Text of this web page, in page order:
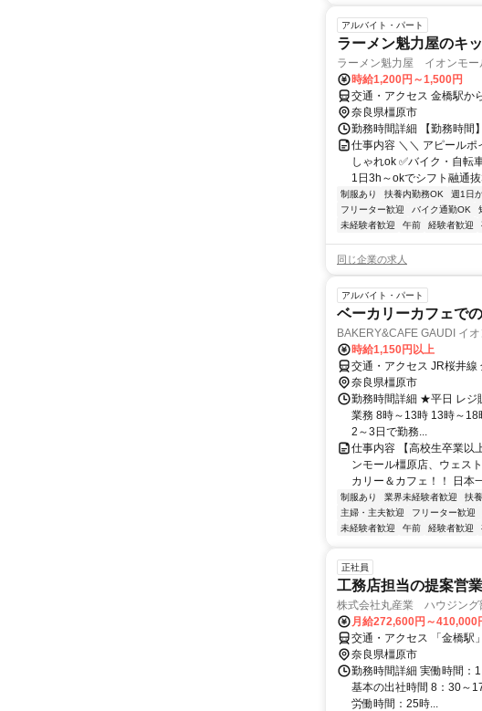
アルバイト・パート
ラーメン魁力屋のキ
ラーメン魁力屋 イオンモー
時給1,200円～1,500円
交通・アクセス 金橋駅か
奈良県橿原市
勤務時間詳細 【勤務時間
仕事内容 ＼＼ アピールポ
しゃれok ✅バイク・自転
1日3h～okでシフト融通
制服あり 扶養内勤務OK 週1日
フリーター歓迎
バイク通勤OK
未経験者歓迎
午前 経験者歓迎
同じ企業の求人
アルバイト・パート
ベーカリーカフェで
BAKERY&CAFE GAUDI イ
時給1,150円以上
交通・アクセス JR桜井線
奈良県橿原市
勤務時間詳細 ★平日 レジ
業務 8時～13時 13時～
2～3日で勤務...
仕事内容 【高校生卒業以
ンモール橿原店、ウェス
カリー＆カフェ！！ 日本
制服あり 業界未経験者歓迎 扶
主婦・主夫歓迎
フリーター歓迎
未経験者歓迎
午前 経験者歓迎
正社員
工務店担当の提案営
株式会社丸産業 ハウジング
月給272,600円～410,000
交通・アクセス 「金橋駅
奈良県橿原市
勤務時間詳細 実働時間：
基本の出社時間 8：30～
労働時間：25時...